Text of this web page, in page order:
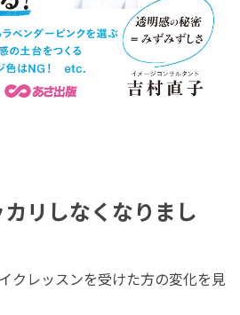
カリしなくなりまし
クレッスンを受けた方の変化を見